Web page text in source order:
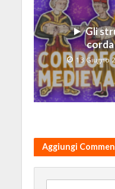
Gli
13 Giugno
Aggiungi